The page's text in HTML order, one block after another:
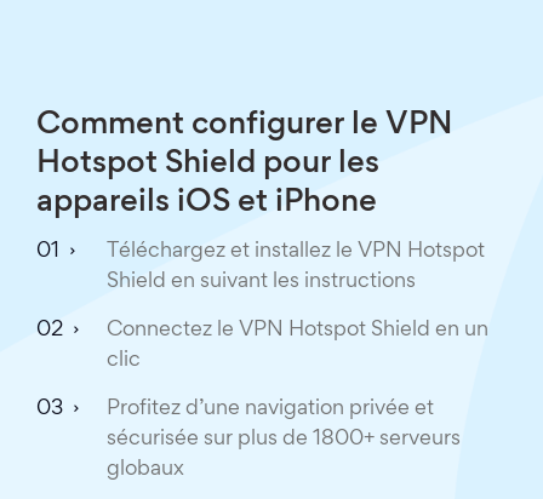
Comment configurer le VPN
Hotspot Shield pour les
appareils iOS et iPhone
Téléchargez et installez le VPN Hotspot
Shield en suivant les instructions
Connectez le VPN Hotspot Shield en un
clic
Profitez d’une navigation privée et
sécurisée sur plus de 1800+ serveurs
globaux